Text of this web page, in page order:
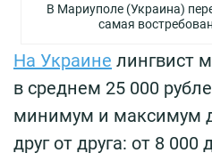
В Мариуполе (Украина)
самая
На Украине лингвист
в среднем 25 000
минимум и максимум
друг от друга: от 8 000